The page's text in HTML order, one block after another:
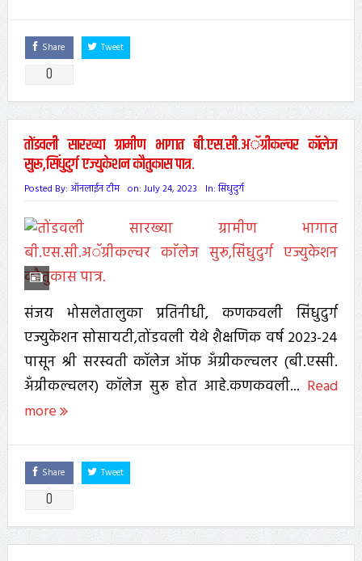
Share
0
Tweet
तोंडवली सारख्या ग्रामीण भागात बी.एस.सी.अॅग्रीकल्चर काॅलेज
सुरू,सिंधुदुर्ग एज्युकेशन कौतुकास पात्र.
Posted By: ऑनलाईन टीम on: July 24, 2023 In:सिंधुदुर्ग
संजय भोसलेतालुका प्रतिनीधी, कणकवली सिंधुदुर्ग
एज्युकेशन सोसायटी,तोंडवली येथे शैक्षणिक वर्ष २०२३-२४
पासून श्री सरस्वती कॉलेज ऑफ अँग्रीकल्चलर (बी.एस्सी.
अँग्रीकल्चलर) कॉलेज सुरू होत आहे.कणकवली... Read
more
Share
0
Tweet